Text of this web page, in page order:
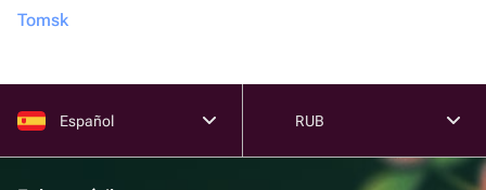
Tomsk
Español RUB